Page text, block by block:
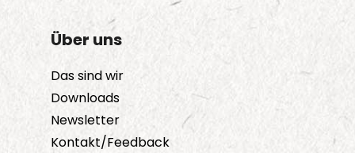
Über uns
Das sind wir
Downloads
Newsletter
Kontakt/Feedback